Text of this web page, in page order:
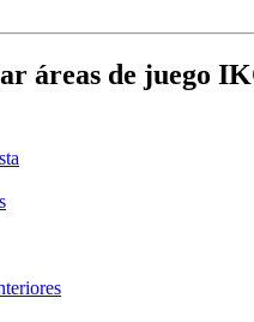
áreas de juego